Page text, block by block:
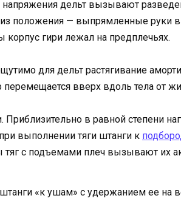
дельт вызывают
положения — выпрямленные руки
корпус гири лежал на предплечьях.
для дельт растягивание
перемещается вверх вдоль тела от
Приблизительно в равной степени
выполнении тяги штанги к
тяг с подъемами плеч вызывают их
«к ушам» с удержанием ее на